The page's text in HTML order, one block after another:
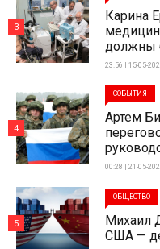
Карина
должны
23:56 | 15-05-
3
СОБЫТИЯ
Артем
00:28 | 21-05-
4
ОБЩЕСТВО
Михаил
США —
5